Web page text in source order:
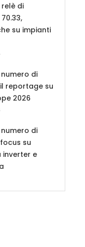
relè di
su impianti
numero di
reportage su
2026
numero di
su
inverter e